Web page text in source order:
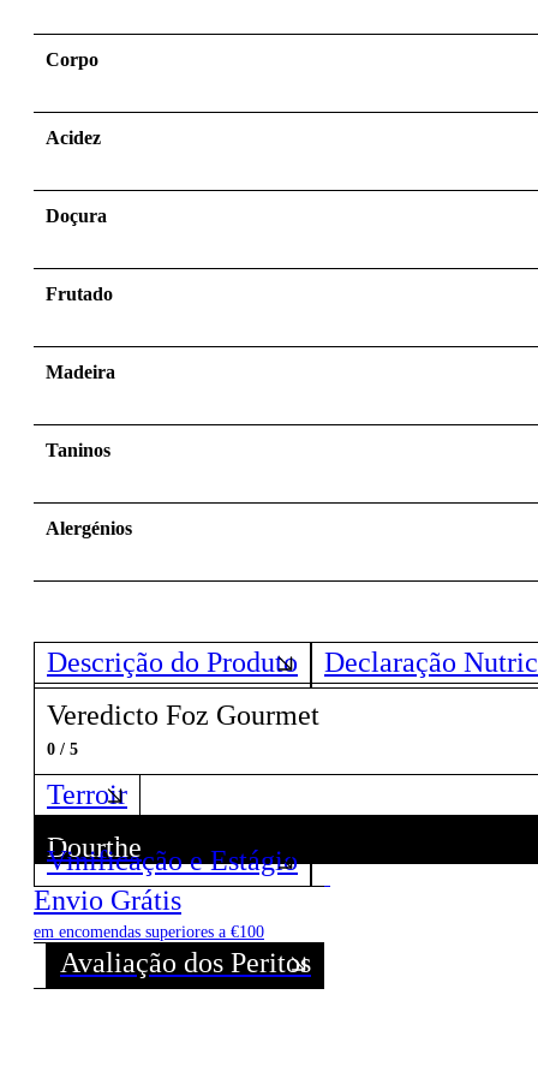
Corpo
Acidez
Doçura
Frutado
Madeira
Taninos
Alergénios
Descrição do Produto
Declaração
Veredicto Foz Gourmet
0 / 5
Terroir
Dourthe
Descubra todos os Vinhos deste Produtor!
Vinificação e Estágio
Envio Grátis
em encomendas superiores a €100
Avaliação dos Peritos